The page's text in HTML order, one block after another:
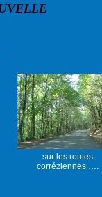
sur les routes
corréziennes ….